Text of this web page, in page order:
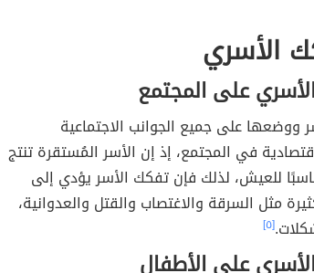
الأسري
على المجتمع
ووضعها على جميع الجوانب الاجتماعية
في المجتمع، إذ إن الأسر المُستقرة تنتج
للعيش، لذلك فإن تفكك الأسر يؤدي إلى
مثل السرقة والاغتصاب والقتل والعدوانية،
[٥]
على الأطفال